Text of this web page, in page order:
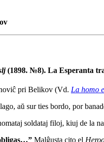
(1898. №8). La Esperanta
pri Belikov (Vd. La homo
aŭ sur ties bordo, por
soldataj filoj, kiuj de la
Malĝusta cito el